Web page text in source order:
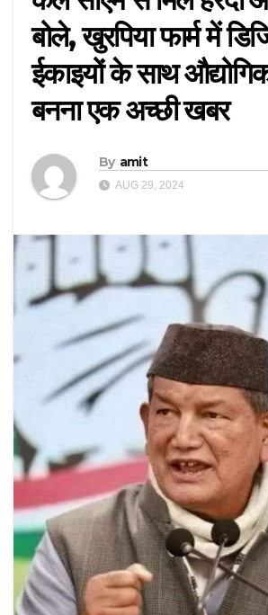
बोले, खुरपिया फार्म में
ईकाइयों के साथ
बनना एक अच्छी खबर
By amit
AUG 29, 2024